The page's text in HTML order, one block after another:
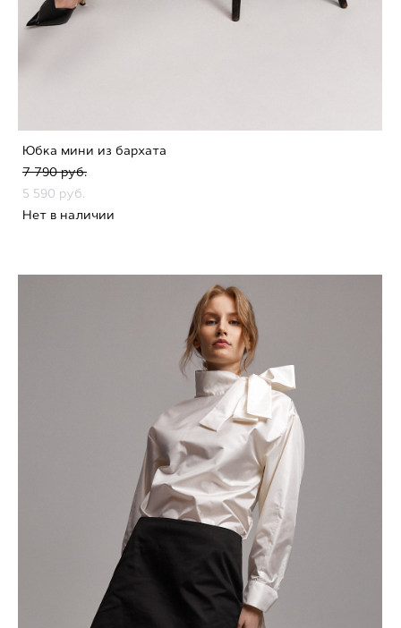
Юбка мини из бархата
7 790 pуб.
5 590 pуб.
Нет в наличии